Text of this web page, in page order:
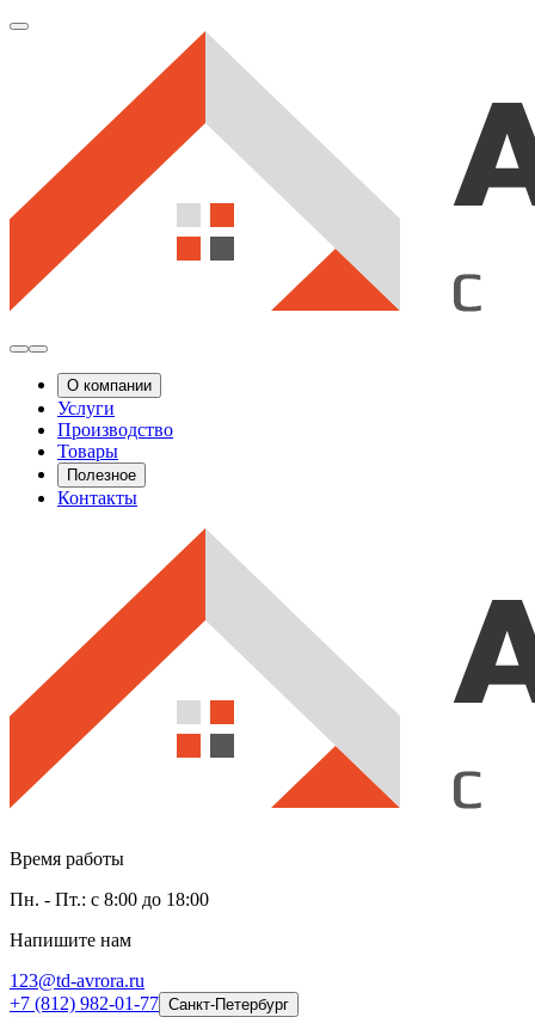
О компании
Услуги
Производство
Товары
Полезное
Контакты
Время работы
Пн. - Пт.: с 8:00 до 18:00
Напишите нам
123@td-avrora.ru
+7 (812) 982-01-77 Санкт-Петербург